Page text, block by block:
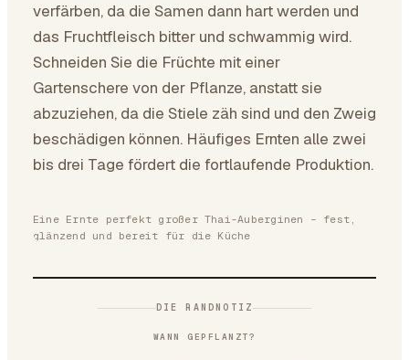
verfärben, da die Samen dann hart werden und
das Fruchtfleisch bitter und schwammig wird.
Schneiden Sie die Früchte mit einer
Gartenschere von der Pflanze, anstatt sie
abzuziehen, da die Stiele zäh sind und den Zweig
beschädigen können. Häufiges Ernten alle zwei
bis drei Tage fördert die fortlaufende Produktion.
Eine Ernte perfekt großer Thai-Auberginen – fest,
glänzend und bereit für die Küche
DIE RANDNOTIZ
WANN GEPFLANZT?